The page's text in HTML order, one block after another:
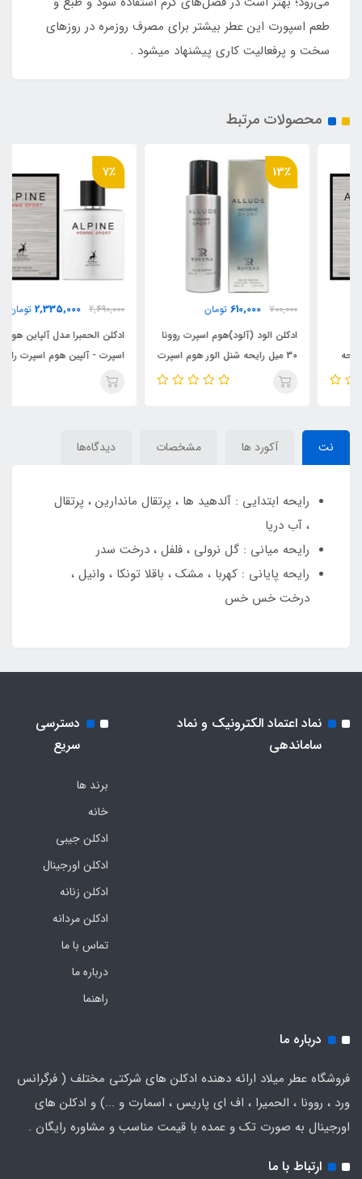
طعم اسپورت این عطر بیشتر برای مصرف روزمره در روزهای
سخت و پرفعالیت کاری پیشنهاد میشود .
محصولات مرتبط
13٪
610,000
تومان
ادکلن الود (آلود)هوم اسپرت روونا
30 میل رایحه شنل الور هوم اسپرت
، Allure(Allude) Homme Sport
2,335,000 تومان
ادکلن الحمبرا مدل آلپاین هوم
اسپرت - آلپین هوم اسپرت رایحه
نت آکورد ها مشخصات دیدگاه‌ها
رایحه ابتدایی : آلدهید ها ، پرتقال ماندارین ، پرتقال
، آب دریا
رایحه میانی : گل نرولی ، فلفل ، درخت سدر
رایحه پایانی : کهربا ، مشک ، باقلا تونکا ، وانیل ،
درخت خس خس
نماد اعتماد الکترونیک و نماد
ساماندهی
دسترسی
سریع
برند ها
خانه
ادکلن جیبی
ادکلن اورجینال
ادکلن زنانه
ادکلن مردانه
تماس با ما
درباره ما
راهنما
درباره ما
فروشگاه عطر میلاد ارائه دهنده ادکلن های شرکتی مختلف ( فرگرانس
ورد ، روونا ، الحمیرا ، اف ای پاریس ، اسمارت و ...) و ادکلن های
اورجینال به صورت تک و عمده با قیمت مناسب و مشاوره رایگان .
ارتباط با ما